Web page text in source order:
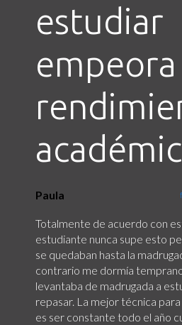
estudiar
Paula
Totalmente de acuerdo con
estudiante nunca supe esto
se quedaban hasta la
contrario me dormía
levantaba de madrugada a
repasar. La mejor técnica
es ser constante todo el año